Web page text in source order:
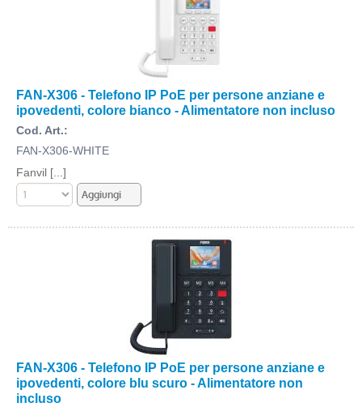
FAN-X306 - Telefono IP PoE per persone anziane e
ipovedenti, colore bianco - Alimentatore non incluso
Cod. Art.:
FAN-X306-WHITE
Fanvil [...]
FAN-X306 - Telefono IP PoE per persone anziane e
ipovedenti, colore blu scuro - Alimentatore non
incluso